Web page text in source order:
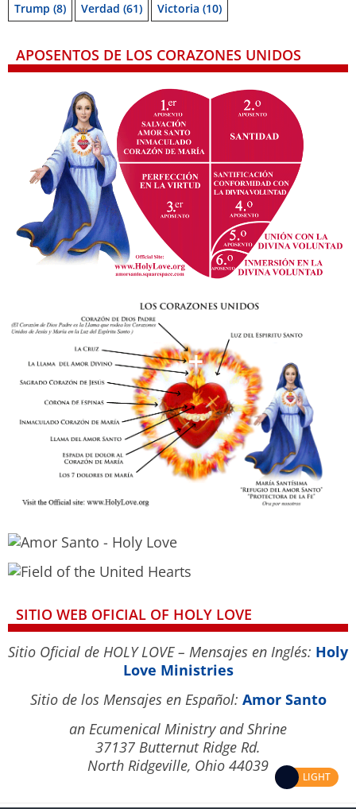
Trump (8) Verdad (61) Victoria (10)
APOSENTOS DE LOS CORAZONES UNIDOS
SITIO WEB OFICIAL OF HOLY LOVE
Sitio Oficial de HOLY LOVE – Mensajes en Inglés: Holy
Love Ministries
Sitio de los Mensajes en Español: Amor Santo
an Ecumenical Ministry and Shrine
37137 Butternut Ridge Rd.
North Ridgeville, Ohio 44039
LIGHT